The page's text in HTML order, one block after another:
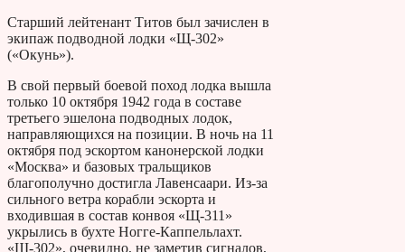
Старший лейтенант Титов был зачислен в
экипаж подводной лодки «Щ-302»
(«Окунь»).
В свой первый боевой поход лодка вышла
только 10 октября 1942 года в составе
третьего эшелона подводных лодок,
направляющихся на позиции. В ночь на 11
октября под эскортом канонерской лодки
«Москва» и базовых тральщиков
благополучно достигла Лавенсаари. Из-за
сильного ветра корабли эскорта и
входившая в состав конвоя «Щ-311»
укрылись в бухте Ногге-Каппельлахт.
«Щ-302», очевидно, не заметив сигналов,